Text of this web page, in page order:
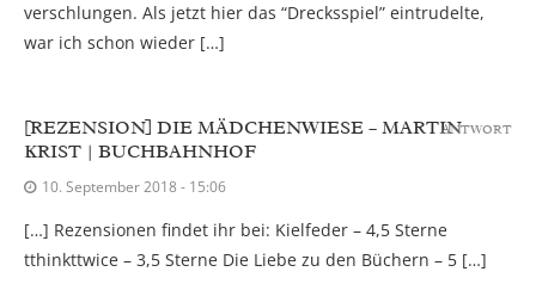
verschlungen. Als jetzt hier das “Drecksspiel” eintrudelte,
war ich schon wieder […]
[REZENSION] DIE MÄDCHENWIESE – MARTIN
KRIST | BUCHBAHNHOF
10. September 2018 - 15:06
[…] Rezensionen findet ihr bei: Kielfeder – 4,5 Sterne
tthinkttwice – 3,5 Sterne Die Liebe zu den Büchern – 5 […]
ANTWORT